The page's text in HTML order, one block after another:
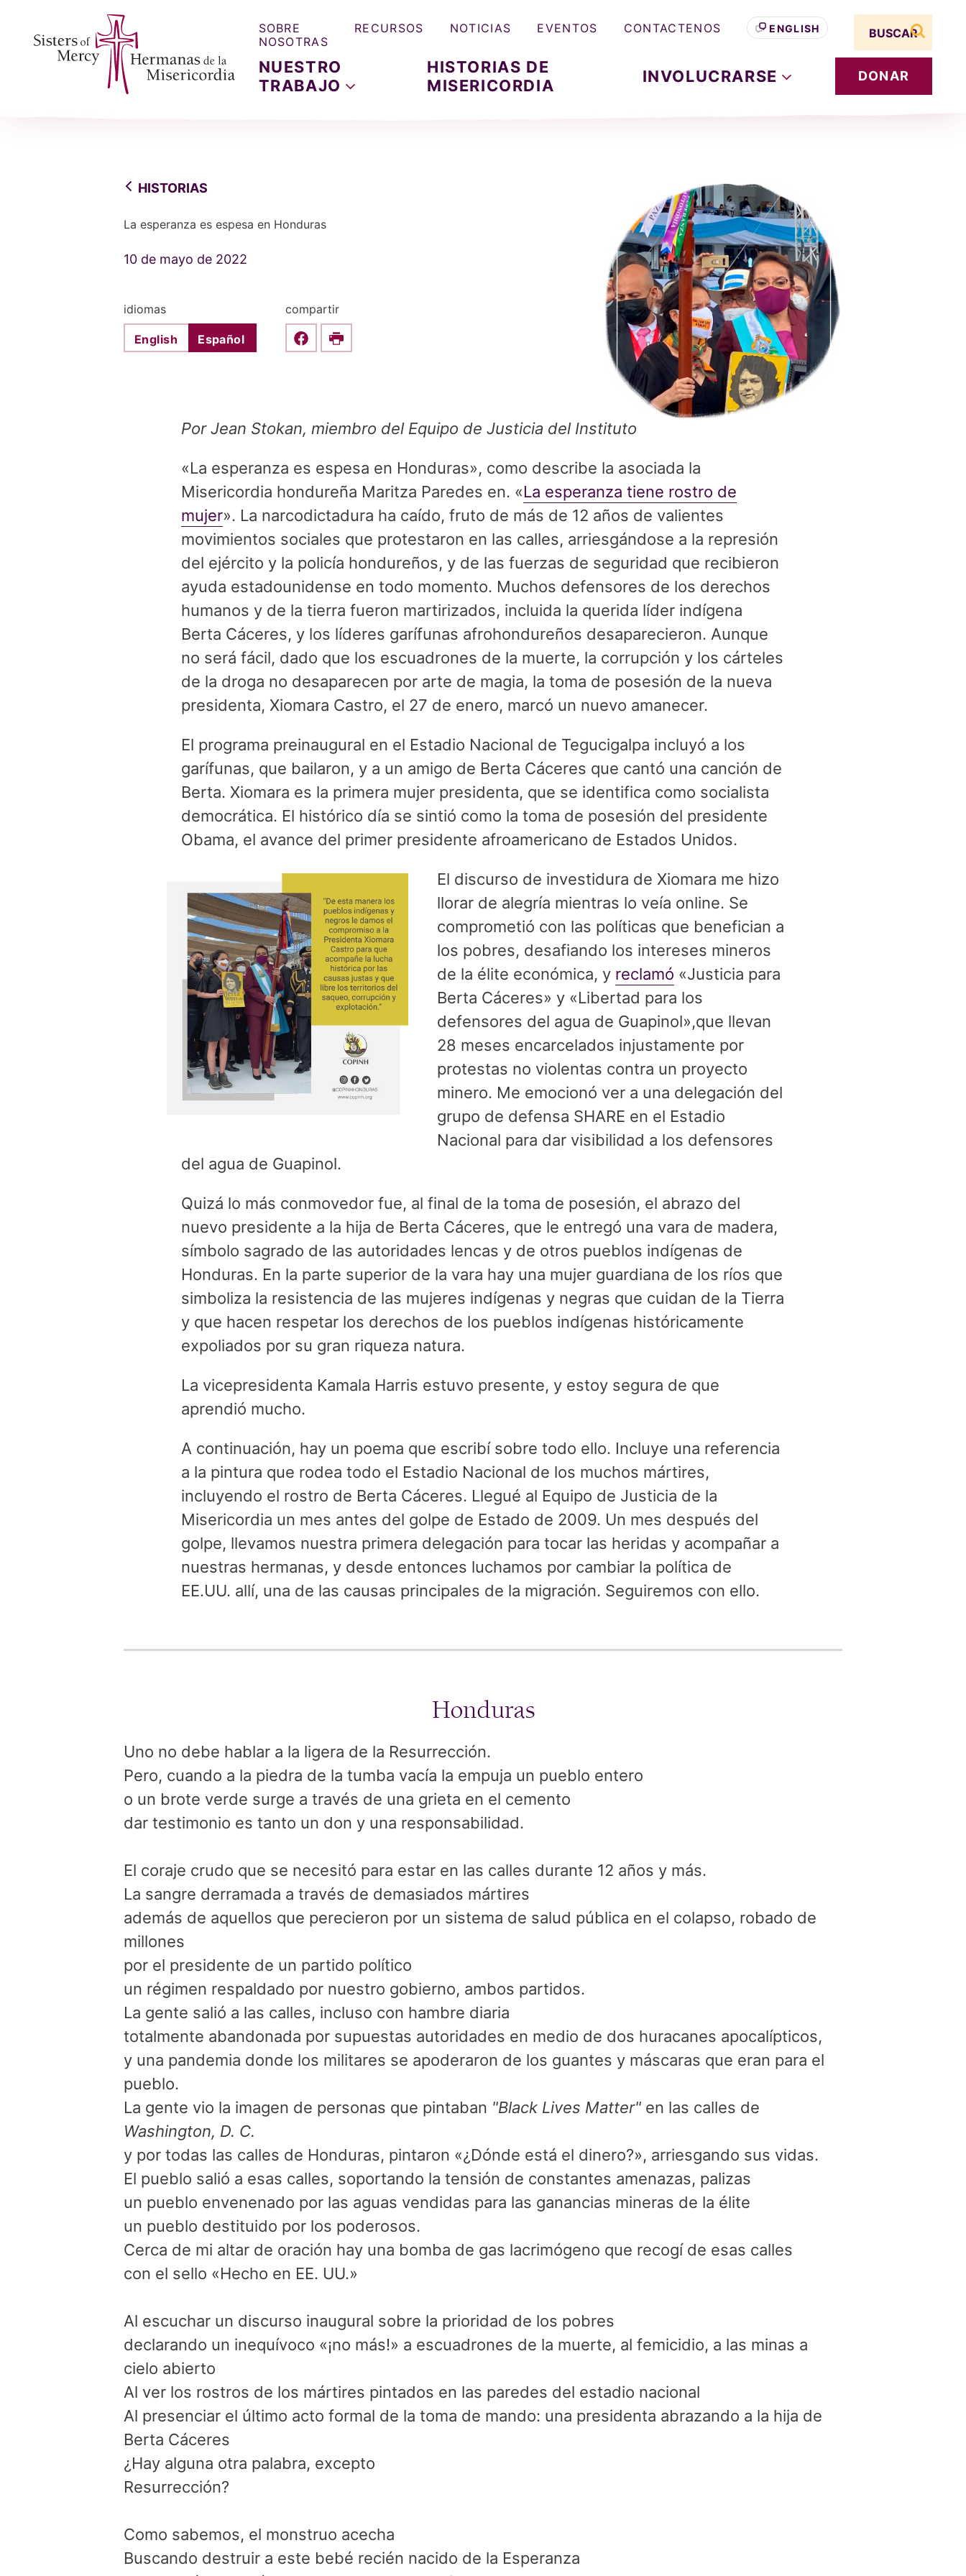
NUESTRO
TRABAJO
HISTORIAS DE
MISERICORDIA
INVOLUCRARSE DONAR
SOBRE
NOSOTRAS
RECURSOS NOTICIAS EVENTOS CONTACTENOS ENGLISH
Search term
buscar
HISTORIAS
La esperanza es espesa en Honduras
10 de mayo de 2022
idiomas
English Español
compartir
Share this on Facebook
Print
Por Jean Stokan, miembro del Equipo de Justicia del Instituto
«La esperanza es espesa en Honduras», como describe la asociada la
Misericordia hondureña Maritza Paredes en. «La esperanza tiene rostro de
mujer». La narcodictadura ha caído, fruto de más de 12 años de valientes
movimientos sociales que protestaron en las calles, arriesgándose a la represión
del ejército y la policía hondureños, y de las fuerzas de seguridad que recibieron
ayuda estadounidense en todo momento. Muchos defensores de los derechos
humanos y de la tierra fueron martirizados, incluida la querida líder indígena
Berta Cáceres, y los líderes garífunas afrohondureños desaparecieron. Aunque
no será fácil, dado que los escuadrones de la muerte, la corrupción y los cárteles
de la droga no desaparecen por arte de magia, la toma de posesión de la nueva
presidenta, Xiomara Castro, el 27 de enero, marcó un nuevo amanecer.
El programa preinaugural en el Estadio Nacional de Tegucigalpa incluyó a los
garífunas, que bailaron, y a un amigo de Berta Cáceres que cantó una canción de
Berta. Xiomara es la primera mujer presidenta, que se identifica como socialista
democrática. El histórico día se sintió como la toma de posesión del presidente
Obama, el avance del primer presidente afroamericano de Estados Unidos.
El discurso de investidura de Xiomara me hizo
llorar de alegría mientras lo veía online. Se
comprometió con las políticas que benefician a
los pobres, desafiando los intereses mineros
de la élite económica, y reclamó «Justicia para
Berta Cáceres» y «Libertad para los
defensores del agua de Guapinol»,que llevan
28 meses encarcelados injustamente por
protestas no violentas contra un proyecto
minero. Me emocionó ver a una delegación del
grupo de defensa SHARE en el Estadio
Nacional para dar visibilidad a los defensores
del agua de Guapinol.
Quizá lo más conmovedor fue, al final de la toma de posesión, el abrazo del
nuevo presidente a la hija de Berta Cáceres, que le entregó una vara de madera,
símbolo sagrado de las autoridades lencas y de otros pueblos indígenas de
Honduras. En la parte superior de la vara hay una mujer guardiana de los ríos que
simboliza la resistencia de las mujeres indígenas y negras que cuidan de la Tierra
y que hacen respetar los derechos de los pueblos indígenas históricamente
expoliados por su gran riqueza natura.
La vicepresidenta Kamala Harris estuvo presente, y estoy segura de que
aprendió mucho.
A continuación, hay un poema que escribí sobre todo ello. Incluye una referencia
a la pintura que rodea todo el Estadio Nacional de los muchos mártires,
incluyendo el rostro de Berta Cáceres. Llegué al Equipo de Justicia de la
Misericordia un mes antes del golpe de Estado de 2009. Un mes después del
golpe, llevamos nuestra primera delegación para tocar las heridas y acompañar a
nuestras hermanas, y desde entonces luchamos por cambiar la política de
EE.UU. allí, una de las causas principales de la migración. Seguiremos con ello.
Honduras
Uno no debe hablar a la ligera de la Resurrección.
Pero, cuando a la piedra de la tumba vacía la empuja un pueblo entero
o un brote verde surge a través de una grieta en el cemento
dar testimonio es tanto un don y una responsabilidad.
El coraje crudo que se necesitó para estar en las calles durante 12 años y más.
La sangre derramada a través de demasiados mártires
además de aquellos que perecieron por un sistema de salud pública en el colapso, robado de
millones
por el presidente de un partido político
un régimen respaldado por nuestro gobierno, ambos partidos.
La gente salió a las calles, incluso con hambre diaria
totalmente abandonada por supuestas autoridades en medio de dos huracanes apocalípticos,
y una pandemia donde los militares se apoderaron de los guantes y máscaras que eran para el
pueblo.
La gente vio la imagen de personas que pintaban "Black Lives Matter"
Washington, D. C.
y por todas las calles de Honduras, pintaron «¿Dónde está el dinero?», arriesgando sus vidas.
El pueblo salió a esas calles, soportando la tensión de constantes amenazas, palizas
un pueblo envenenado por las aguas vendidas para las ganancias mineras de la élite
un pueblo destituido por los poderosos.
Cerca de mi altar de oración hay una bomba de gas lacrimógeno que recogí de esas calles
con el sello «Hecho en EE. UU.»
Al escuchar un discurso inaugural sobre la prioridad de los pobres
declarando un inequívoco «¡no más!» a escuadrones de la muerte, al femicidio, a las minas a
cielo abierto
Al ver los rostros de los mártires pintados en las paredes del estadio nacional
Al presenciar el último acto formal de la toma de mando: una presidenta abrazando a la hija de
Berta Cáceres
¿Hay alguna otra palabra, excepto
Resurrección?
Como sabemos, el monstruo acecha
Buscando destruir a este bebé recién nacido de la Esperanza